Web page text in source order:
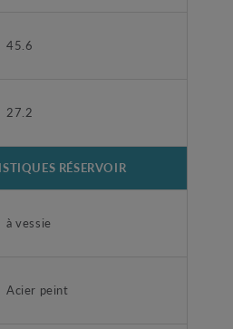
45.6
27.2
RÉSERVOIR
à vessie
Acier peint